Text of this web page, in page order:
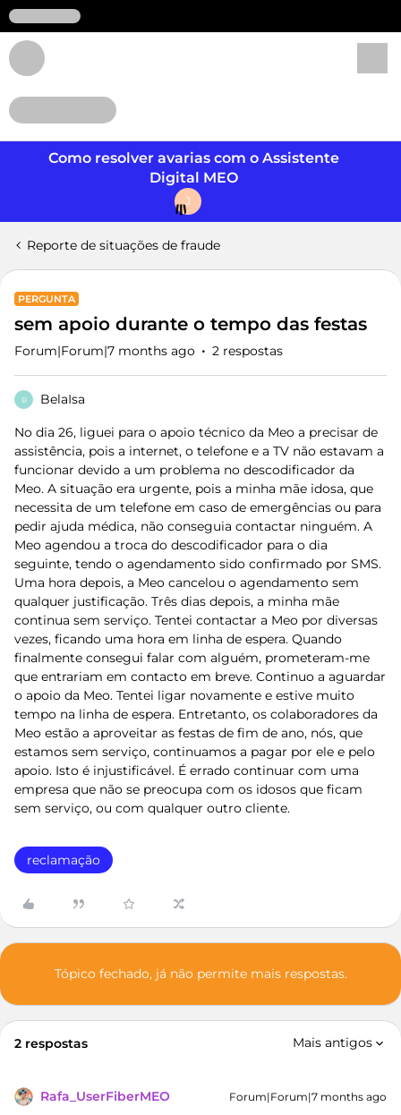
Como resolver avarias com o Assistente
Digital MEO
J
Reporte de situações de fraude
PERGUNTA
sem apoio durante o tempo das festas
Forum|Forum|7 months ago 2 respostas
B BelaIsa
No dia 26, liguei para o apoio técnico da Meo a precisar de
assistência, pois a internet, o telefone e a TV não estavam a
funcionar devido a um problema no descodificador da
Meo. A situação era urgente, pois a minha mãe idosa, que
necessita de um telefone em caso de emergências ou para
pedir ajuda médica, não conseguia contactar ninguém. A
Meo agendou a troca do descodificador para o dia
seguinte, tendo o agendamento sido confirmado por SMS.
Uma hora depois, a Meo cancelou o agendamento sem
qualquer justificação. Três dias depois, a minha mãe
continua sem serviço. Tentei contactar a Meo por diversas
vezes, ficando uma hora em linha de espera. Quando
finalmente consegui falar com alguém, prometeram-me
que entrariam em contacto em breve. Continuo a aguardar
o apoio da Meo. Tentei ligar novamente e estive muito
tempo na linha de espera. Entretanto, os colaboradores da
Meo estão a aproveitar as festas de fim de ano, nós, que
estamos sem serviço, continuamos a pagar por ele e pelo
apoio. Isto é injustificável. É errado continuar com uma
empresa que não se preocupa com os idosos que ficam
sem serviço, ou com qualquer outro cliente.
reclamação
Tópico fechado, já não permite mais respostas.
2 respostas Mais antigos
Rafa_UserFiberMEO Forum|Forum|7 months ago